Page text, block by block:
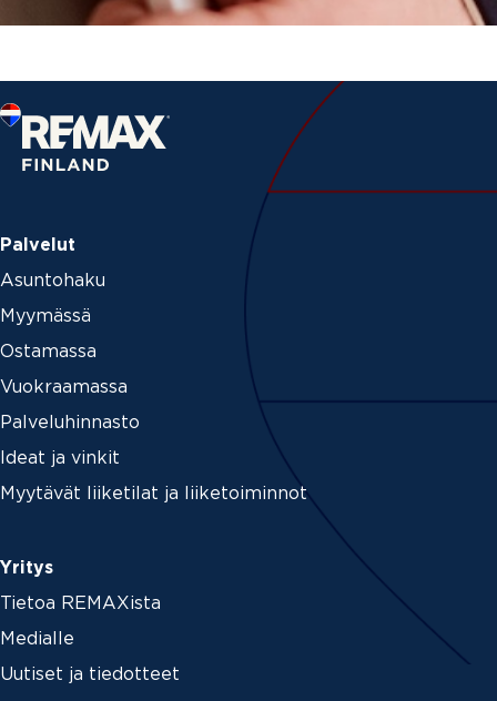
Palvelut
Asuntohaku
Myymässä
Ostamassa
Vuokraamassa
Palveluhinnasto
Ideat ja vinkit
Myytävät liiketilat ja liiketoiminnot
Yritys
Tietoa REMAXista
Medialle
Uutiset ja tiedotteet